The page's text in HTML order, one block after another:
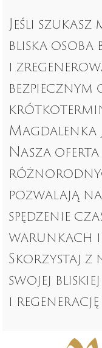
Jeśli szukasz
bliska osoba
i
Magdalenka
Nasza oferta
pozwalają
spędzenie
warunkach i
Skorzystaj z
swojej
i regenerację